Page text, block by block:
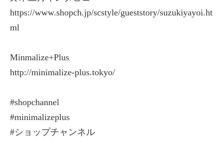
https://www.shopch.jp/scstyle/gueststory/suzukiyayoi.ht
ml
Minmalize+Plus
http://minimalize-plus.tokyo/
#shopchannel
#minimalizeplus
#ショップチャンネル